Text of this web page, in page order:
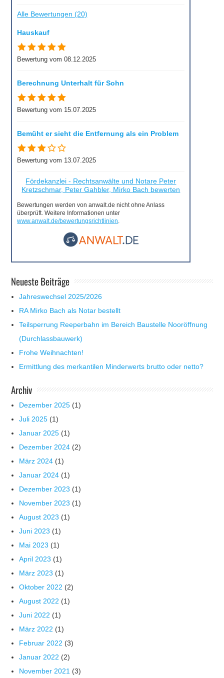
Alle Bewertungen (20)
Hauskauf
Bewertung vom 08.12.2025
Berechnung Unterhalt für Sohn
Bewertung vom 15.07.2025
Bemüht er sieht die Entfernung als ein Problem
Bewertung vom 13.07.2025
Fördekanzlei - Rechtsanwälte und Notare Peter
Kretzschmar, Peter Gahbler, Mirko Bach bewerten
Bewertungen werden von anwalt.de nicht ohne Anlass
überprüft. Weitere Informationen unter
www.anwalt.de/bewertungsrichtlinien.
Neueste Beiträge
Jahreswechsel 2025/2026
RA Mirko Bach als Notar bestellt
Teilsperrung Reeperbahn im Bereich Baustelle Nooröffnung
(Durchlassbauwerk)
Frohe Weihnachten!
Ermittlung des merkantilen Minderwerts brutto oder netto?
Archiv
Dezember 2025 (1)
Juli 2025 (1)
Januar 2025 (1)
Dezember 2024 (2)
März 2024 (1)
Januar 2024 (1)
Dezember 2023 (1)
November 2023 (1)
August 2023 (1)
Juni 2023 (1)
Mai 2023 (1)
April 2023 (1)
März 2023 (1)
Oktober 2022 (2)
August 2022 (1)
Juni 2022 (1)
März 2022 (1)
Februar 2022 (3)
Januar 2022 (2)
November 2021 (3)